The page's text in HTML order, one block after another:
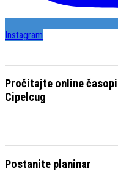
Instagram
Pročitajte online
Cipelcug
Postanite planinar